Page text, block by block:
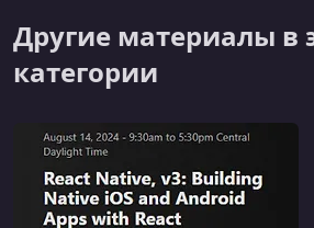
за эти годы, чтобы вы также
Другие материалы в
категории